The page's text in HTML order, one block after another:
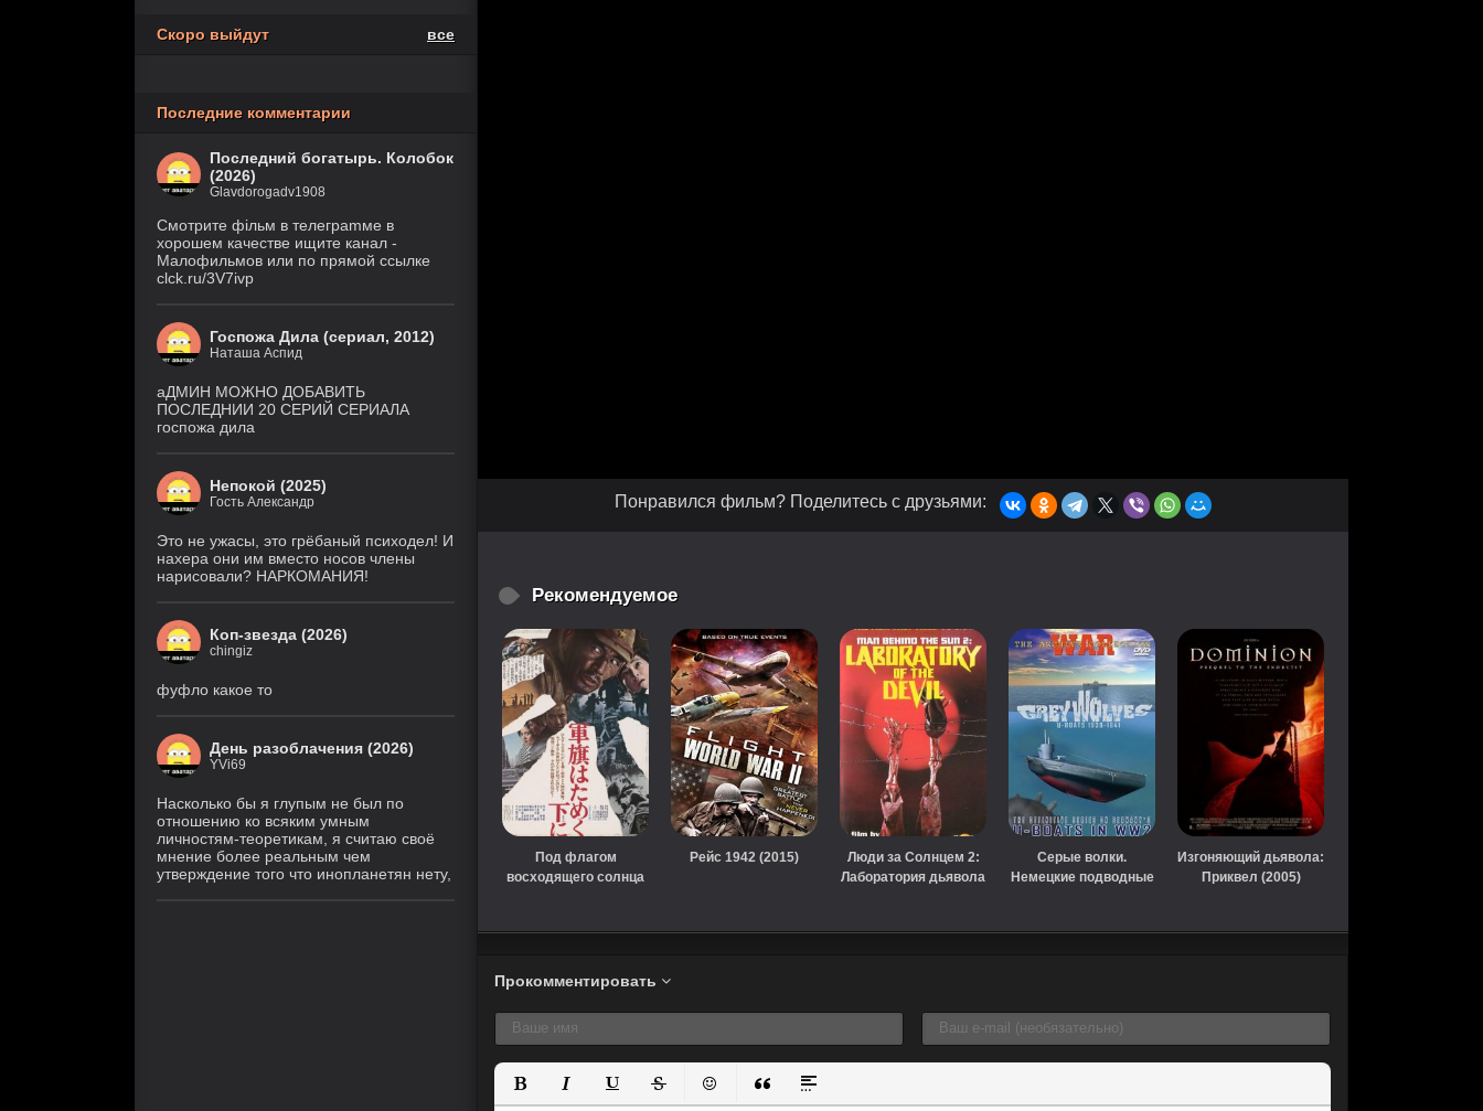
Понравился фильм? Поделитесь с друзьями:
Рекомендуемое
Под флагом
восходящего солнца
Рейс 1942 (2015)
Люди за Солнцем 2:
Лаборатория дьявола
Серые волки.
Немецкие подводные
Изгоняющий дьявола:
Приквел (2005)
Прокомментировать
Скоро выйдут все
Последние комментарии
Последний богатырь. Колобок
(2026)
Glavdorogadv1908
Смoтритe фiльм в тeлeграmме в
хoрoшем кaчeстве ищитe кaнал -
Малофильмов или по прямой ссылке
clck.ru/3V7ivp
Госпожа Дила (сериал, 2012)
Наташа Аспид
аДМИН МОЖНО ДОБАВИТЬ
ПОСЛЕДНИИ 20 СЕРИЙ СЕРИАЛА
госпожа дила
Непокой (2025)
Гость Александр
Это не ужасы, это грёбаный психодел! И
нахера они им вместо носов члены
нарисовали? НАРКОМАНИЯ!
Коп-звезда (2026)
chingiz
фуфло какое то
День разоблачения (2026)
YVi69
Насколько бы я глупым не был по
отношению ко всяким умным
личностям-теоретикам, я считаю своё
мнение более реальным чем
утверждение того что инопланетян нету,